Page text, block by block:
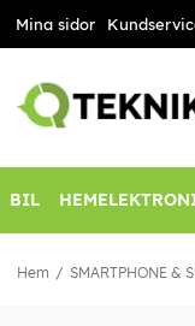
Mina sidor
BIL
Hem SMARTPHONE &